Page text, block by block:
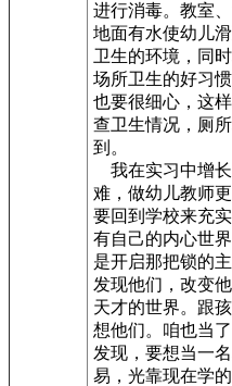
进行消毒。教室
地面有水使幼儿
卫生的环境，同
场所卫生的好习
也要很细心，这
查卫生情况，厕
到。
我在实习中增
难，做幼儿教师
要回到学校来充
有自己的内心世
是开启那把锁的
发现他们，改变
天才的世界。跟
想他们。咱也当
发现，要想当一
易，光靠现在学